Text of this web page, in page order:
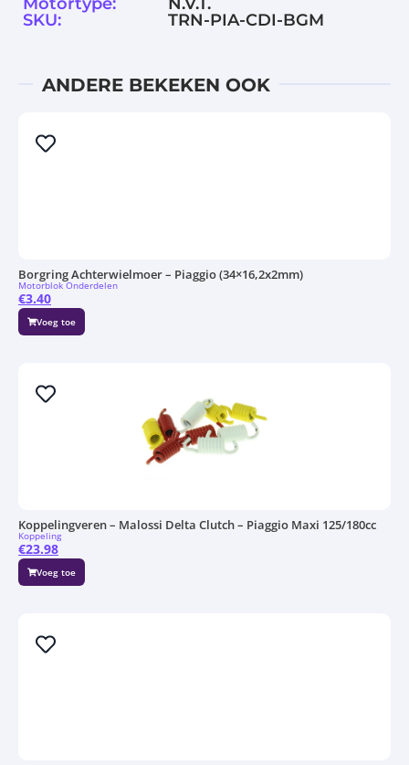
SKU:
TRN-PIA-CDI-BGM
ANDERE BEKEKEN OOK
Borgring Achterwielmoer – Piaggio (34×16,2x2mm)
Motorblok Onderdelen
Voeg toe
€3.40
Koppelingveren – Malossi Delta Clutch – Piaggio Maxi 125/180cc
Koppeling
Voeg toe
€23.98